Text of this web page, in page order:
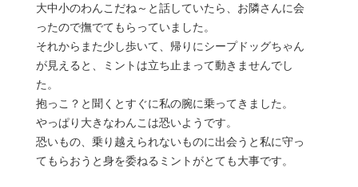
大中小のわんこだね～と話していたら、お隣さんに会
ったので撫でてもらっていました。
それからまた少し歩いて、帰りにシープドッグちゃん
が見えると、ミントは立ち止まって動きませんでし
た。
抱っこ？と聞くとすぐに私の腕に乗ってきました。
やっぱり大きなわんこは恐いようです。
恐いもの、乗り越えられないものに出会うと私に守っ
てもらおうと身を委ねるミントがとても大事です。